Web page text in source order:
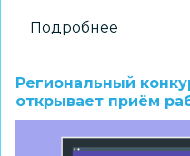
Подробнее
окружной
конкурс
Региональный
открывает приём